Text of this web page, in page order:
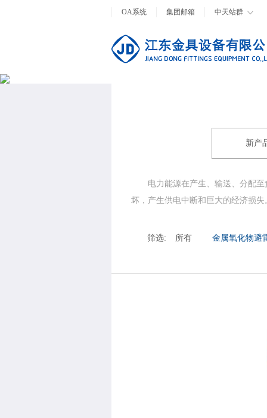
OA系统 集团邮箱 中天站群
新产
电力能源在产生、输送、分配
坏，产生供电中断和巨大的经济损
筛选: 所有 金属氧化物避